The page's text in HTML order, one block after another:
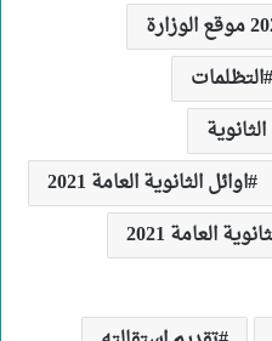
التظلمات
اوائل الثانوية العامة 2021
العامة 2021